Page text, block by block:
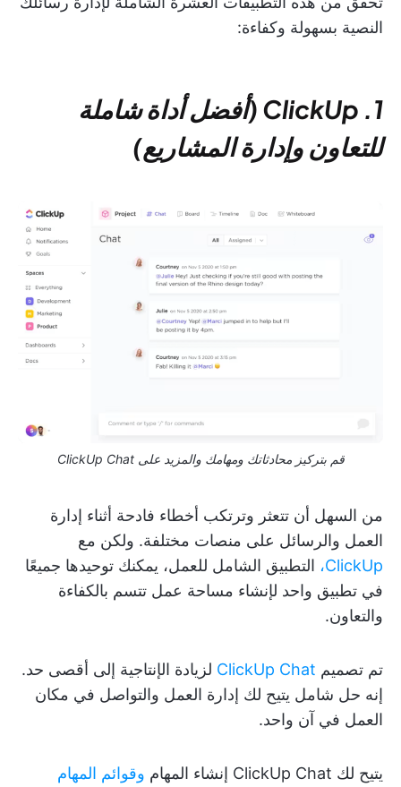
النصية بسهولة وكفاءة:
1. ClickUp (أفضل أداة شاملة
للتعاون وإدارة المشاريع)
قم بتركيز محادثاتك ومهامك والمزيد على ClickUp Chat
من السهل أن تتعثر وترتكب أخطاء فادحة أثناء إدارة
العمل والرسائل على منصات مختلفة. ولكن مع
ClickUp،
التطبيق الشامل للعمل، يمكنك توحيدها جميعًا
في تطبيق واحد لإنشاء مساحة عمل تتسم بالكفاءة
والتعاون.
تم تصميم ClickUp Chat لزيادة الإنتاجية إلى أقصى حد.
إنه حل شامل يتيح لك إدارة العمل والتواصل في مكان
العمل في آن واحد.
يتيح لك ClickUp Chat إنشاء المهام
وقوائم المهام